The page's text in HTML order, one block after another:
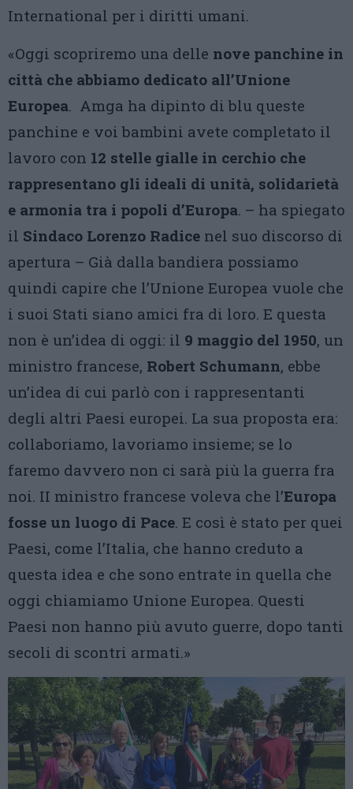
International per i diritti umani.
«Oggi scopriremo una delle nove panchine in
città che abbiamo dedicato all’Unione
Europea. Amga ha dipinto di blu queste
panchine e voi bambini avete completato il
lavoro con 12 stelle gialle in cerchio che
rappresentano gli ideali di unità, solidarietà
e armonia tra i popoli d’Europa. – ha spiegato
il Sindaco Lorenzo Radice nel suo discorso di
apertura – Già dalla bandiera possiamo
quindi capire che l’Unione Europea vuole che
i suoi Stati siano amici fra di loro. E questa
non è un’idea di oggi: il 9 maggio del 1950, un
ministro francese, Robert Schumann, ebbe
un’idea di cui parlò con i rappresentanti
degli altri Paesi europei. La sua proposta era:
collaboriamo, lavoriamo insieme; se lo
faremo davvero non ci sarà più la guerra fra
noi. II ministro francese voleva che l’Europa
fosse un luogo di Pace. E così è stato per quei
Paesi, come l’Italia, che hanno creduto a
questa idea e che sono entrate in quella che
oggi chiamiamo Unione Europea. Questi
Paesi non hanno più avuto guerre, dopo tanti
secoli di scontri armati.»